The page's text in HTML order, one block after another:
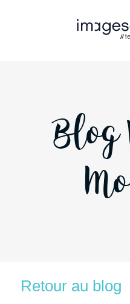
Blog
Retour au blog